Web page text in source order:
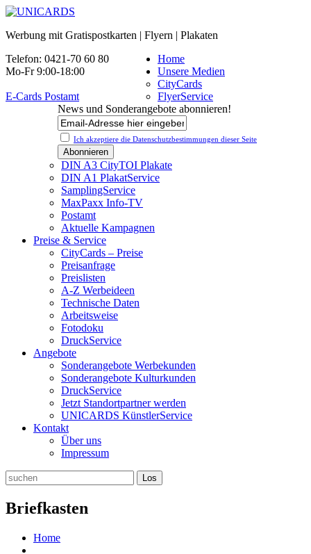
Werbung mit Gratispostkarten | Flyern | Plakaten
Telefon: 0421-70 60 80
Mo-Fr 9:00-18:00
E-Cards Postamt
News und Sonderangebote abonnieren!
Ich akzeptiere die Datenschutz­bestimmungen dieser Seite
Home
Unsere Medien
CityCards
FlyerService
DIN A3 CityTOI Plakate
DIN A1 PlakatService
SamplingService
MaxPaxx Info-TV
Postamt
Aktuelle Kampagnen
Preise & Service
CityCards – Preise
Preisanfrage
Preislisten
A-Z Werbeideen
Technische Daten
Arbeitsweise
Fotodoku
DruckService
Angebote
Sonderangebote Werbekunden
Sonderangebote Kulturkunden
DruckService
Jetzt Standortpartner werden
UNICARDS KünstlerService
Kontakt
Über uns
Impressum
Briefkasten
Home